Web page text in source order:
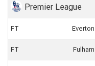
Premier League
FT Everton
FT Fulham